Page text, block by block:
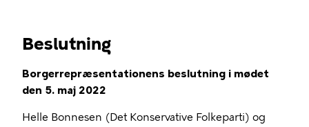
Beslutning
Borgerrepræsentationens beslutning i mødet
den 5. maj 2022
Helle Bonnesen (Det Konservative Folkeparti) og